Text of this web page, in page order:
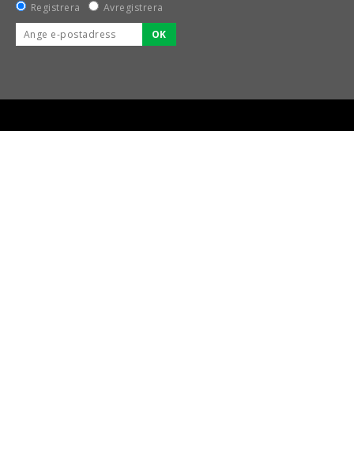
Registrera
Avregistrera
OK